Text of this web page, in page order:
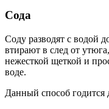
Сода
Соду разводят с водой
втирают в след от
нежесткой щеткой и
воде.
Данный способ годится